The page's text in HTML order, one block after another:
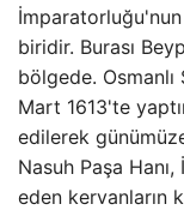
biridir. Burası
bölgede. Osmanlı
Mart 1613'te
edilerek
Nasuh Paşa
eden kervanların